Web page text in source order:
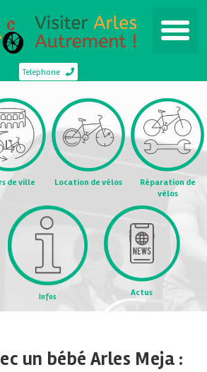
Telephone
de ville Location de vélos
Réparation de
vélos
Infos Actus
un bébé Arles Meja :